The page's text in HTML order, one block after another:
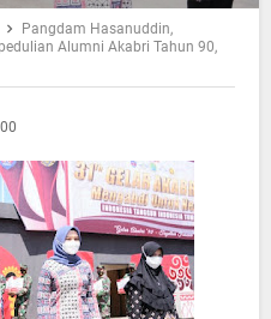
Pangdam Hasanuddin,
Alumni Akabri Tahun 90,